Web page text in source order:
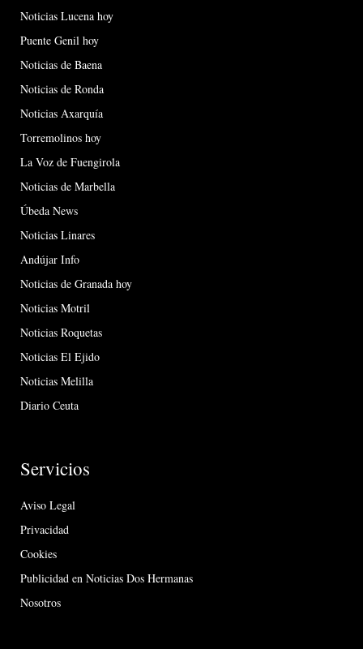
Noticias Lucena hoy
Puente Genil hoy
Noticias de Baena
Noticias de Ronda
Noticias Axarquía
Torremolinos hoy
La Voz de Fuengirola
Noticias de Marbella
Úbeda News
Noticias Linares
Andújar Info
Noticias de Granada hoy
Noticias Motril
Noticias Roquetas
Noticias El Ejido
Noticias Melilla
Diario Ceuta
Servicios
Aviso Legal
Privacidad
Cookies
Publicidad en Noticias Dos Hermanas
Nosotros